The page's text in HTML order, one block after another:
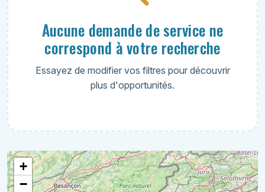
Aucune demande de service ne
correspond à votre recherche
Essayez de modifier vos filtres pour découvrir
plus d'opportunités.
+
−